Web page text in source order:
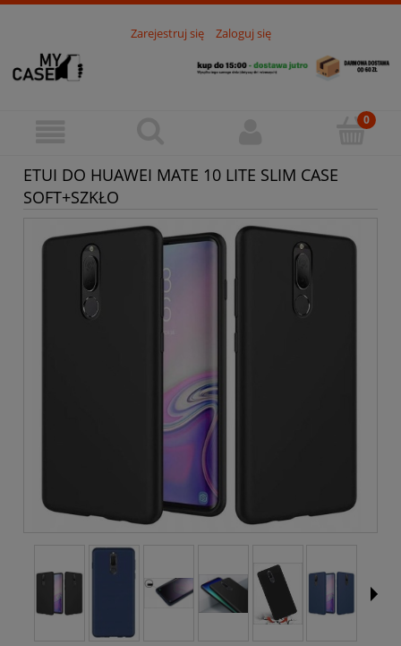
Zarejestruj się Zaloguj się
ETUI DO HUAWEI MATE 10 LITE SLIM CASE
SOFT+SZKŁO